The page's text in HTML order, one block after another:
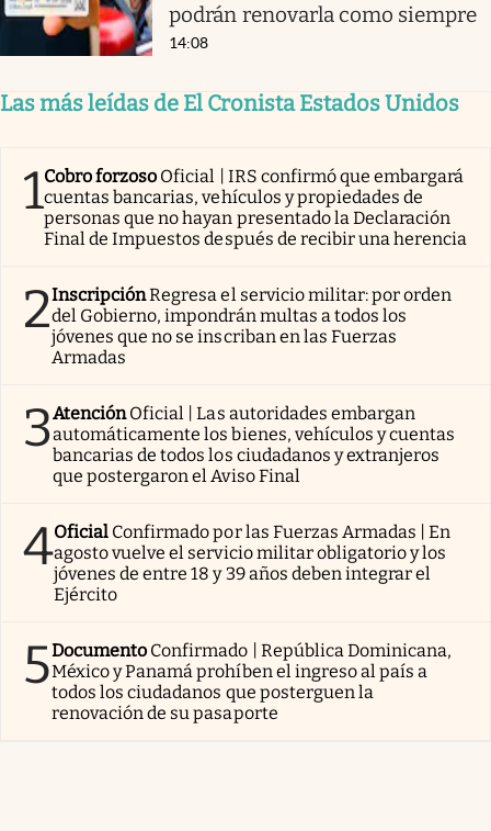
podrán renovarla como siempre
14:08
Las más leídas de El Cronista Estados Unidos
1Cobro forzoso Oficial | IRS confirmó que embargará
cuentas bancarias, vehículos y propiedades de
personas que no hayan presentado la Declaración
Final de Impuestos después de recibir una herencia
2InscripciónRegresa el servicio militar: por orden
del Gobierno, impondrán multas a todos los
jóvenes que no se inscriban en las Fuerzas
Armadas
3AtenciónOficial | Las autoridades embargan
automáticamente los bienes, vehículos y cuentas
bancarias de todos los ciudadanos y extranjeros
que postergaron el Aviso Final
4Oficial Confirmado por las Fuerzas Armadas | En
agosto vuelve el servicio militar obligatorio y los
jóvenes de entre 18 y 39 años deben integrar el
Ejército
5Documento Confirmado | República Dominicana,
México y Panamá prohíben el ingreso al país a
todos los ciudadanos que posterguen la
renovación de su pasaporte